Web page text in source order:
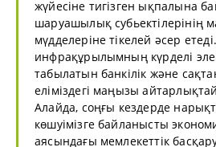
жүйесіне тигізген ықпалына
шаруашылық субьектілерінің
мүдделеріне тікелей әсер
инфрақұрылымның күрделі
табылатын банкілік және
еліміздегі маңызы
Алайда, соңғы кездерде
көшуімізге байланысты
аясындағы мемлекеттік